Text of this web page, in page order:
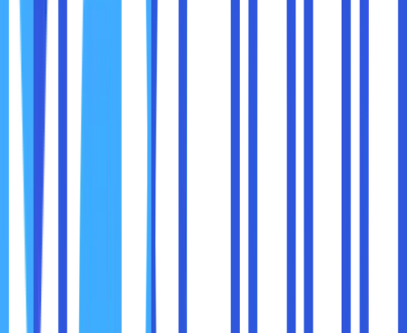
Setelah itu, sobat maxcloud juga bisa mengakses situs
yang diblokir. Ada banyak sekali macam-macam jenis
Perhatikan juga kelebihan dan kekurangannya sebelum
install aplikasi VPN ke dalam perangkatmu, ya.
2. Menggunakan Akses Free Web Proxy
berlaku bagi sobat maxcloud tidak ingin download aplikasi
baru. Sobat maxcloud hanya perlu mencari free web proxy
Selanjutnya, berbagai pilihan situs free web proxy akan
muncul di hasil pencarian. Sobat maxcloud juga bisa memilih
salah satu diantaranya dan contohnya adalah ProxySite.